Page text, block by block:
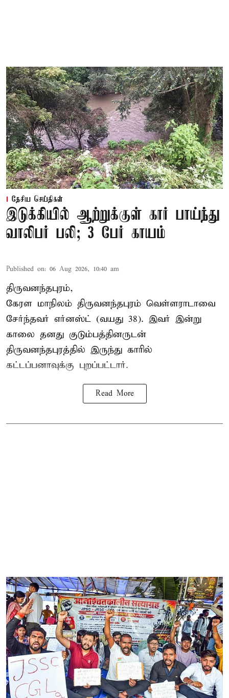
தேசிய செய்திகள்
இடுக்கியில் ஆற்றுக்குள் கார் பாய்ந்து
வாலிபர் பலி; 3 பேர் காயம்
Published on: 06 Aug 2026, 10:40 am
திருவனந்தபுரம்,
கேரள மாநிலம் திருவனந்தபுரம் வெள்ளராடாவை
சேர்ந்தவர் எர்னஸ்ட் (வயது 38). இவர் இன்று
காலை தனது குடும்பத்தினருடன்
திருவனந்தபுரத்தில் இருந்து காரில்
கட்டப்பனாவுக்கு புறப்பட்டார்.
Read More